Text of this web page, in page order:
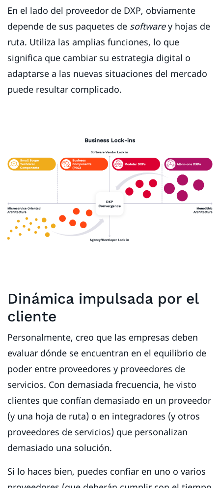
En el lado del proveedor de DXP, obviamente
depende de sus paquetes de softwarey hojas de
ruta. Utiliza las amplias funciones, lo que
significa que cambiar su estrategia digital o
adaptarse a las nuevas situaciones del mercado
puede resultar complicado.
Dinámica impulsada por el
cliente
Personalmente, creo que las empresas deben
evaluar dónde se encuentran en el equilibrio de
poder entre proveedores y proveedores de
servicios. Con demasiada frecuencia, he visto
clientes que confían demasiado en un proveedor
(y una hoja de ruta) o en integradores (y otros
proveedores de servicios) que personalizan
demasiado una solución.
Si lo haces bien, puedes confiar en uno o varios